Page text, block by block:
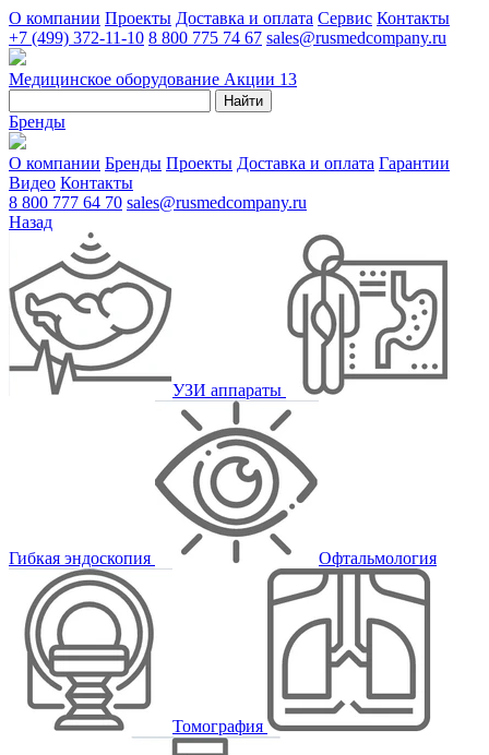
О компании Проекты Доставка и оплата Сервис Контакты
+7 (499) 372-11-10 8 800 775 74 67 sales@rusmedcompany.ru
Медицинское оборудование Акции 13
Найти
Бренды
О компании Бренды Проекты Доставка и оплата Гарантии
Видео Контакты
8 800 777 64 70 sales@rusmedcompany.ru
Назад
УЗИ аппараты
Гибкая эндоскопия Офтальмология
Томография